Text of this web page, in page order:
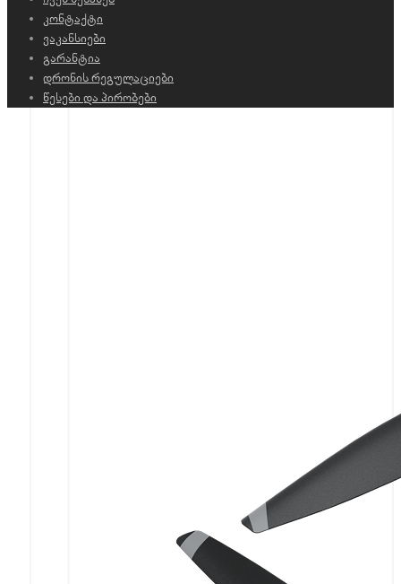
კონტაქტი
ვაკანსიები
გარანტია
დრონის რეგულაციები
წესები და პირობები